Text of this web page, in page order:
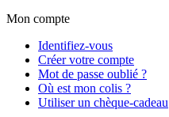
Mon compte
Identifiez-vous
Créer votre compte
Mot de passe oublié ?
Où est mon colis ?
Utiliser un chèque-cadeau